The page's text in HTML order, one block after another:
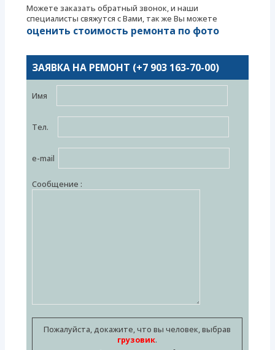
Можете заказать обратный звонок, и наши
специалисты свяжутся с Вами, так же Вы можете
оценить стоимость ремонта по фото
ЗАЯВКА НА РЕМОНТ (+7 903 163-70-00)
Имя
Тел.
e-mail
Сообщение :
Пожалуйста, докажите, что вы человек, выбрав
грузовик.